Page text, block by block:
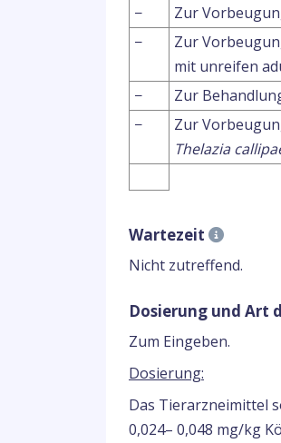
−
Zur
−
Zur
mit unreifen
−
Zur
−
Zur
Thelazia
Wartezeit
Nicht zutreffend.
Dosierung und Art
Zum Eingeben.
Dosierung:
Das Tierarzneimittel
0,024– 0,048 mg/kg